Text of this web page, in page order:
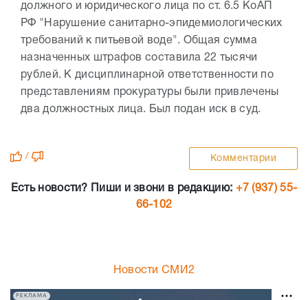
должного и юридического лица по ст. 6.5 КоАП
РФ "Нарушение санитарно-эпидемиологических
требований к питьевой воде". Общая сумма
назначенных штрафов составила 22 тысячи
рублей. К дисциплинарной ответственности по
представлениям прокуратуры были привлечены
два должностных лица. Был подан иск в суд.
/ Комментарии
Есть новости? Пиши и звони в редакцию: +7 (937) 55-
66-102
Новости СМИ2
РЕКЛАМА